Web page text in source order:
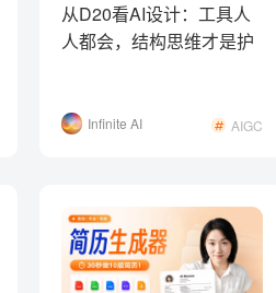
从D20看AI设计：工具人
人都会，结构思维才是护
Infinite AI AIGC